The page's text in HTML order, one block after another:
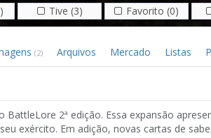
Tive (3) Favorito (0)
(2) Arquivos Mercado Listas
2ª edição. Essa expansão
exército. Em adição, novas cartas de